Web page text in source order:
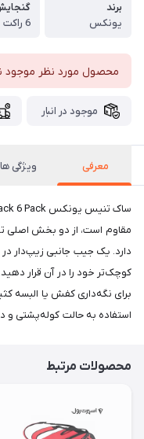
برند
یونکس
6 راکت
محصول مورد نظر موجود
موجود در انبار
معرفی ویژگی ها
دارد. یک جیب جانبی زیپ‌دار
کوچک‌تر خود را در آن قرار
برای نگه‌داری کفش یا البسه
استفاده به حالت کوله‌پشتی و
محصولات مرتبط